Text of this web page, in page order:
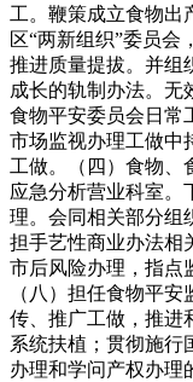
工。鞭策成立食物出
区“两新组织”委员会
推进质量提拔。并组
成长的轨制办法。无
食物平安委员会日常
市场监视办理工做中
工做。（四）食物、
应急分析营业科室。
理。会同相关部分组
担手艺性商业办法相
市后风险办理，指点
（八）担任食物平
传、推广工做，推进
系统扶植；贯彻施行
办理和学问产权办理